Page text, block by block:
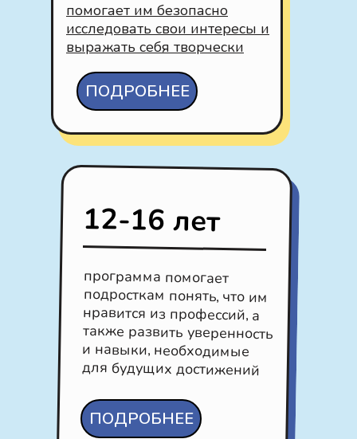
программа помогает
подросткам понять, что им
нравится из профессий, а
также развить уверенность
и навыки, необходимые
для будущих достижений
12-16 лет
ПОДРОБНЕЕ
помогает им безопасно
исследовать свои интересы и
выражать себя творчески
ПОДРОБНЕЕ